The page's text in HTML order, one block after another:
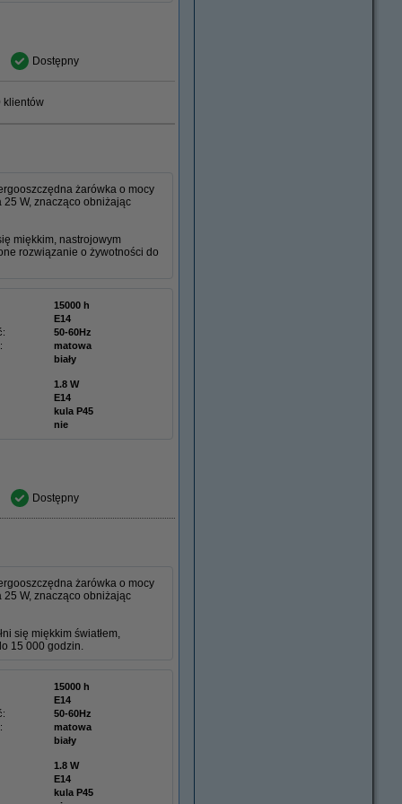
Dostępny
klientów
żarówka o mocy
25 W, znacząco obniżając
miękkim, nastrojowym
rozwiązanie o żywotności do
15000 h
E14
50-60Hz
matowa
biały
1.8 W
E14
kula P45
nie
Dostępny
żarówka o mocy
25 W, znacząco obniżając
się miękkim światłem,
15 000 godzin.
15000 h
E14
50-60Hz
matowa
biały
1.8 W
E14
kula P45